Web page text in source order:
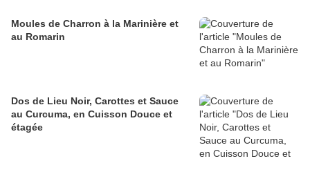
Moules de Charron à la Marinière et
au Romarin
Dos de Lieu Noir, Carottes et Sauce
au Curcuma, en Cuisson Douce et
étagée